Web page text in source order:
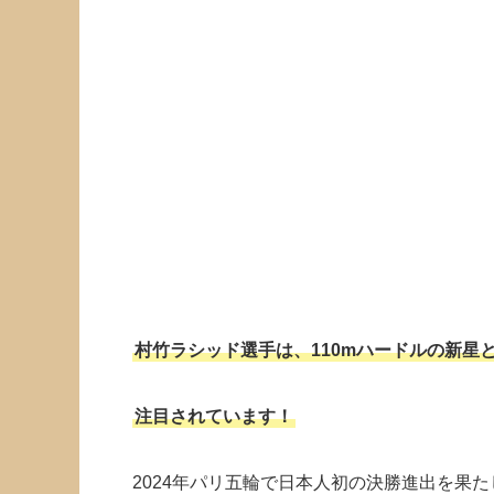
村竹ラシッド選手は、110mハードルの新星
注目されています！
2024年パリ五輪で日本人初の決勝進出を果た